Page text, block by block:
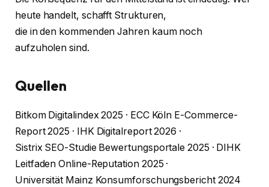
heute handelt, schafft Strukturen,
die in den kommenden Jahren kaum noch
aufzuholen sind.
Quellen
Bitkom Digitalindex 2025 · ECC Köln E-Commerce-
Report 2025 · IHK Digitalreport 2026 ·
Sistrix SEO-Studie Bewertungsportale 2025 · DIHK
Leitfaden Online-Reputation 2025 ·
Universität Mainz Konsumforschungsbericht 2024